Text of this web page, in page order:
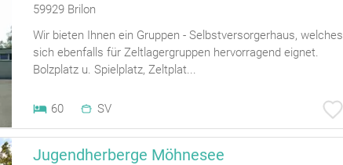
59929 Brilon
Wir bieten Ihnen ein Gruppen - Selbstversorgerhaus, welches
sich ebenfalls für Zeltlagergruppen hervorragend eignet.
Bolzplatz u. Spielplatz, Zeltplat...
60 SV
Jugendherberge Möhnesee